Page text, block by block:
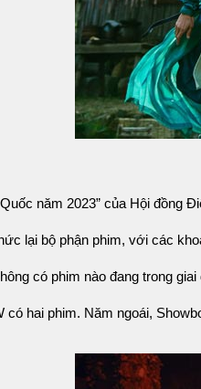
năm 2023” của Hội đồng
lại bộ phận phim, với các
có phim nào đang trong
hai phim. Năm ngoái,